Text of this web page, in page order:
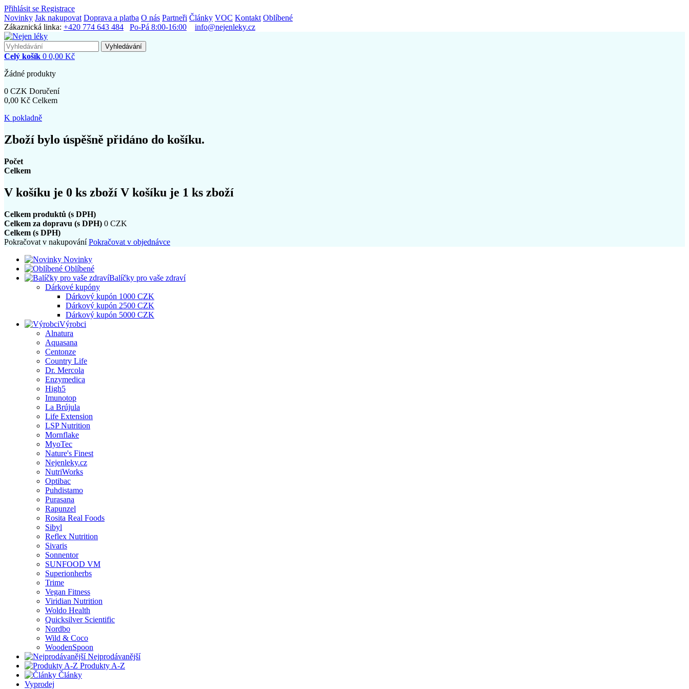
Přihlásit se Registrace
Novinky Jak nakupovat Doprava a platba O nás Partneři Články VOC Kontakt Oblíbené
Zákaznická linka: +420 774 643 484 Po-Pá 8:00-16:00 info@nejenleky.cz
Vyhledávání
Celý košík 0 0,00 Kč
Žádné produkty
0 CZK Doručení
0,00 Kč Celkem
K pokladně
Zboží bylo úspěšně přidáno do košíku.
Počet
Celkem
V košíku je 0 ks zboží V košíku je 1 ks zboží
Celkem produktů (s DPH)
Celkem za dopravu (s DPH) 0 CZK
Celkem (s DPH)
Pokračovat v nakupováníPokračovat v objednávce
Novinky
Oblíbené
Balíčky pro vaše zdraví
Dárkové kupóny
Dárkový kupón 1000 CZK
Dárkový kupón 2500 CZK
Dárkový kupón 5000 CZK
Výrobci
Alnatura
Aquasana
Centonze
Country Life
Dr. Mercola
Enzymedica
High5
Imunotop
La Brújula
Life Extension
LSP Nutrition
Mornflake
MyoTec
Nature's Finest
Nejenleky.cz
NutriWorks
Optibac
Puhdistamo
Purasana
Rapunzel
Rosita Real Foods
Sibyl
Reflex Nutrition
Sivaris
Sonnentor
SUNFOOD VM
Superionherbs
Trime
Vegan Fitness
Viridian Nutrition
Woldo Health
Quicksilver Scientific
Nordbo
Wild & Coco
WoodenSpoon
Nejprodávanější
Produkty A-Z
Články
Vyprodej